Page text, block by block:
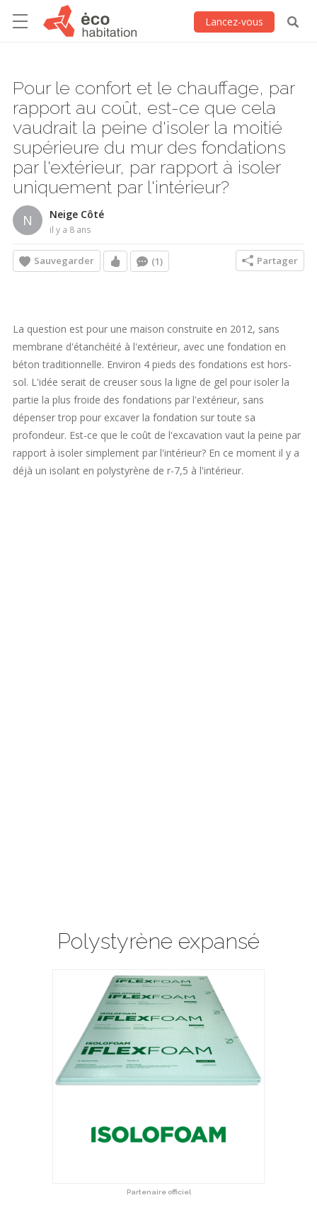
Lancez-vous
Pour le confort et le chauffage, par
rapport au coût, est-ce que cela
vaudrait la peine d'isoler la moitié
supérieure du mur des fondations
par l'extérieur, par rapport à isoler
uniquement par l'intérieur?
N Neige Côté
il y a 8 ans
Sauvegarder (1) Partager
La question est pour une maison construite en 2012, sans
membrane d'étanchéité à l'extérieur, avec une fondation en
béton traditionnelle. Environ 4 pieds des fondations est hors-
sol. L'idée serait de creuser sous la ligne de gel pour isoler la
partie la plus froide des fondations par l'extérieur, sans
dépenser trop pour excaver la fondation sur toute sa
profondeur. Est-ce que le coût de l'excavation vaut la peine par
rapport à isoler simplement par l'intérieur? En ce moment il y a
déjà un isolant en polystyrène de r-7,5 à l'intérieur.
Polystyrène expansé
Partenaire officiel